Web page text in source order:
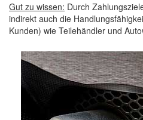
Gut zu wissen: Durch
indirekt auch die
Kunden) wie Teilehändler und